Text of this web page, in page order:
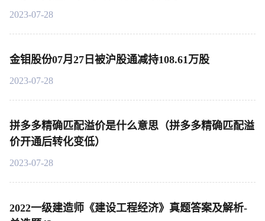
2023-07-28
金钼股份07月27日被沪股通减持108.61万股
2023-07-28
拼多多精确匹配溢价是什么意思（拼多多精确匹配溢
价开通后转化变低）
2023-07-28
2022一级建造师《建设工程经济》真题答案及解析-